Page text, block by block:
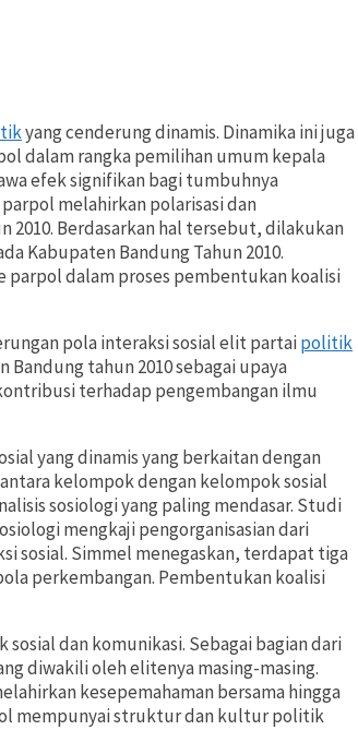
yang cenderung dinamis. Dinamika ini juga
dalam rangka pemilihan umum kepala
efek signifikan bagi tumbuhnya
melahirkan polarisasi dan
2010. Berdasarkan hal tersebut, dilakukan
Kabupaten Bandung Tahun 2010.
parpol dalam proses pembentukan koalisi
pola interaksi sosial elit partaipolitik
tahun 2010 sebagai upaya
terhadap pengembangan ilmu
yang dinamis yang berkaitan dengan
kelompok dengan kelompok sosial
sosiologi yang paling mendasar. Studi
mengkaji pengorganisasian dari
sosial. Simmel menegaskan, terdapat tiga
perkembangan. Pembentukan koalisi
dan komunikasi. Sebagai bagian dari
diwakili oleh elitenya masing-masing.
kesepemahaman bersama hingga
mempunyai struktur dan kultur politik